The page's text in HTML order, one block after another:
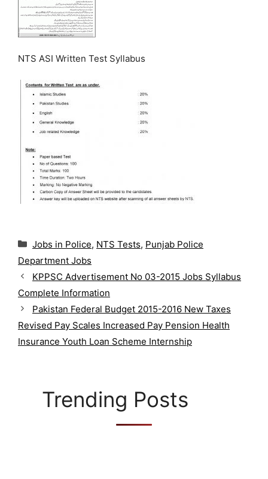
NTS ASI Written Test Syllabus
C
t
e
g
o
r
i
e
Jobs in Police, NTS Tests, Punjab Police
Department Jobs
KPPSC Advertisement No 03-2015 Jobs Syllabus
Complete Information
Pakistan Federal Budget 2015-2016 New Taxes
Revised Pay Scales Increased Pay Pension Health
Insurance Youth Loan Scheme Internship
Trending Posts